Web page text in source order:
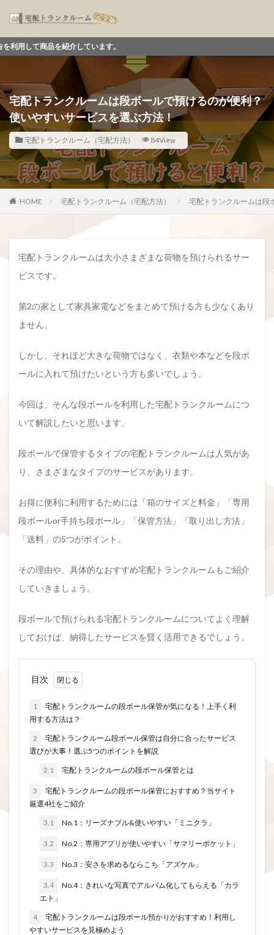
しています。
宅配トランクルームは段ボールで預けるのが便利？
使いやすいサービスを選ぶ方法！
宅配トランクルーム（宅配方法） 84View
HOME 宅配トランクルーム（宅配方法） 宅配トランクルームは段
宅配トランクルームは大小さまざまな荷物を預けられるサー
ビスです。
第2の家として家具家電などをまとめて預ける方も少なくあり
ません。
しかし、それほど大きな荷物ではなく、衣類や本などを段ボ
ールに入れて預けたいという方も多いでしょう。
今回は、そんな段ボールを利用した宅配トランクルームにつ
いて解説したいと思います。
段ボールで保管するタイプの宅配トランクルームは人気があ
り、さまざまなタイプのサービスがあります。
お得に便利に利用するためには「箱のサイズと料金」「専用
段ボールor手持ち段ボール」「保管方法」「取り出し方法」
「送料」の5つがポイント。
その理由や、具体的なおすすめ宅配トランクルームもご紹介
していきましょう。
段ボールで預けられる宅配トランクルームについてよく理解
しておけば、納得したサービスを賢く活用できるでしょう。
目次
1
宅配トランクルームの段ボール保管が気になる！上手く利
用する方法は？
2
宅配トランクルーム段ボール保管は自分に合ったサービス
選びが大事！選ぶ5つのポイントを解説
2.1 宅配トランクルームの段ボール保管とは
3
宅配トランクルームの段ボール保管におすすめ？当サイト
厳選4社をご紹介
3.1 No.1：リーズナブル&使いやすい「ミニクラ」
3.2 No.2：専用アプリが使いやすい「サマリーポケット」
3.3 No.3：安さを求めるならこち「アズケル」
3.4
No.4：きれいな写真でアルバム化してもらえる「カラ
エト」
4
宅配トランクルームは段ボール預かりがおすすめ！利用し
やすいサービスを見極めよう